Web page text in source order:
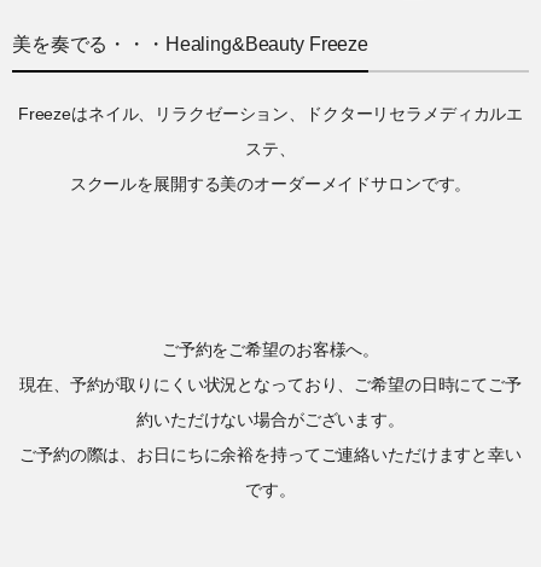
美を奏でる・・・Healing&Beauty Freeze
Freezeはネイル、リラクゼーション、ドクターリセラメディカルエ
ステ、
スクールを展開する美のオーダーメイドサロンです。
ご予約をご希望のお客様へ。
現在、予約が取りにくい状況となっており、ご希望の日時にてご予
約いただけない場合がございます。
ご予約の際は、お日にちに余裕を持ってご連絡いただけますと幸い
です。